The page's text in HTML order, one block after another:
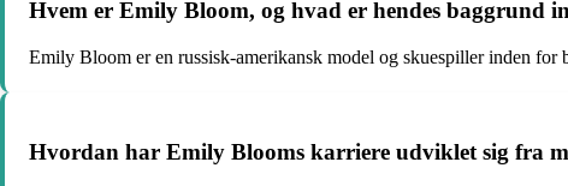
Hvem er Emily Bloom, og hvad er hendes baggrund
Emily Bloom er en russisk-amerikansk model og skuespiller inden for
Hvordan har Emily Blooms karriere udviklet sig fra